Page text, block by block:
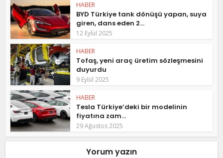
HABER
BYD Türkiye tank dönüşü yapan, suya
giren, dans eden 2...
12 Eylül 2025
HABER
Tofaş, yeni araç üretim sözleşmesini
duyurdu
9 Eylül 2025
HABER
Tesla Türkiye’deki bir modelinin
fiyatına zam...
29 Ağustos 2025
Yorum yazın